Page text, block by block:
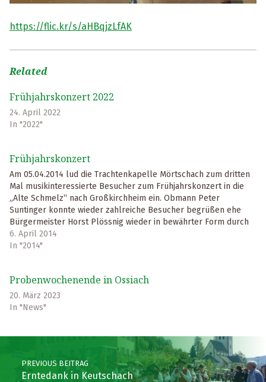
https://flic.kr/s/aHBqjzLfAK
Related
Frühjahrskonzert 2022
24. April 2022
In "2022"
Frühjahrskonzert
Am 05.04.2014 lud die Trachtenkapelle Mörtschach zum dritten
Mal musikinteressierte Besucher zum Frühjahrskonzert in die
„Alte Schmelz“ nach Großkirchheim ein. Obmann Peter
Suntinger konnte wieder zahlreiche Besucher begrüßen ehe
Bürgermeister Horst Plössnig wieder in bewährter Form durch
das bunt gemischte Programm führte. Die Stücke wurden
abwechselnd vom Kapellmeister Richard Unterreiner…
6. April 2014
In "2014"
Probenwochenende in Ossiach
20. März 2023
In "News"
Post navigation
PREVIOUS BEITRAG
Erntedank in Keutschach